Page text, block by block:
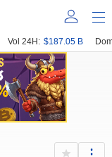
Vol 24H: $187.05 B